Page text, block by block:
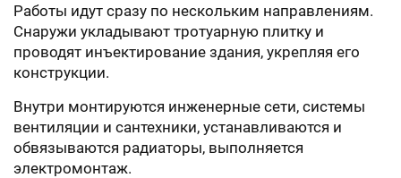
Работы идут сразу по нескольким направлениям.
Снаружи укладывают тротуарную плитку и
проводят инъектирование здания, укрепляя его
конструкции.
Внутри монтируются инженерные сети, системы
вентиляции и сантехники, устанавливаются и
обвязываются радиаторы, выполняется
электромонтаж.